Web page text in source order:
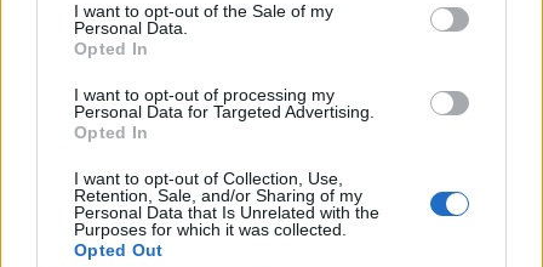
I want to opt-out of the Sale of my
Personal Data.
Opted In
I want to opt-out of processing my
Personal Data for Targeted Advertising.
Opted In
I want to opt-out of Collection, Use,
Retention, Sale, and/or Sharing of my
Personal Data that Is Unrelated with the
Purposes for which it was collected.
Opted Out
Ελληνική Αναπτυξιακή Τράπεζα: Με «προίκα» 2 δισ. ευρώ ανοίγει
δρόμο για δάνεια έως 5 δισ. σε μικρομεσαίες
εκατ. ευρώ και αύξηση κερδών
57% - Τα νέα στοιχήματα σε
low & non alcohol
Χρηματοοικονομικός
σύμβουλος της ΔΕΗ για την
είσοδο στην πολωνική αγορά